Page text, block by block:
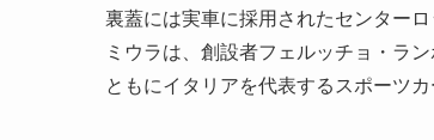
裏蓋には実車に採用されたセンター
ミウラは、創設者フェルッチョ・ラ
ともにイタリアを代表するスポーツ